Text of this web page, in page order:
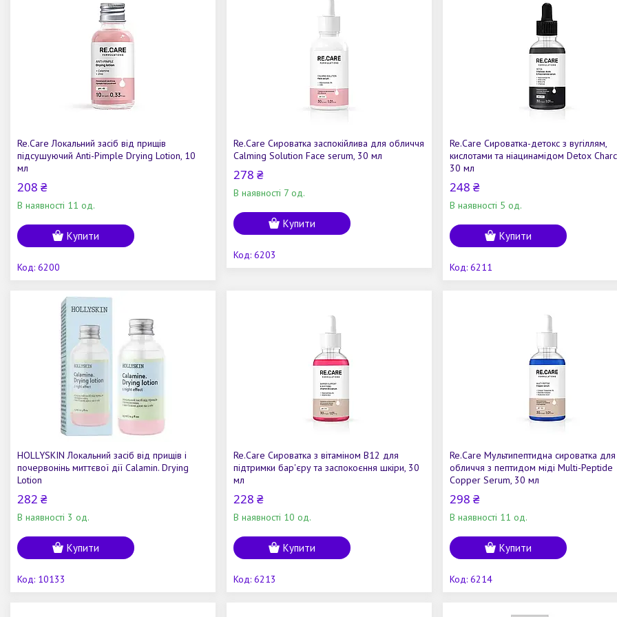
Re.Care Локальний засіб від прищів
підсушуючий Anti-Pimple Drying Lotion, 10
мл
208 ₴
В наявності 11 од.
Купити
6200
Re.Care Сироватка заспокійлива для обличчя
Calming Solution Face serum, 30 мл
278 ₴
В наявності 7 од.
Купити
6203
Re.Care Сироватка-детокс з вугіллям,
кислотами та ніацинамідом Detox
30 мл
248 ₴
В наявності 5 од.
Купити
6211
HOLLYSKIN Локальний засіб від прищів і
почервонінь миттєвої дії Calamin. Drying
Lotion
282 ₴
В наявності 3 од.
Купити
10133
Re.Care Сироватка з вітаміном В12 для
підтримки бар'єру та заспокоєння шкіри, 30
мл
228 ₴
В наявності 10 од.
Купити
6213
Re.Care Мультипептидна сироватка для
обличчя з пептидом міді Multi-Peptide
Copper Serum, 30 мл
298 ₴
В наявності 11 од.
Купити
6214